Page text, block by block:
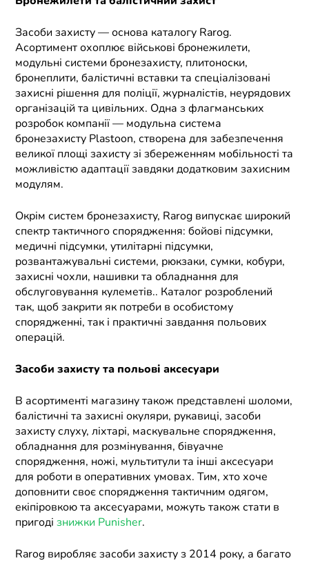
Засоби захисту — основа каталогу Rarog.
Асортимент охоплює військові бронежилети,
модульні системи бронезахисту, плитоноски,
бронеплити, балістичні вставки та спеціалізовані
захисні рішення для поліції, журналістів, неурядових
організацій та цивільних. Одна з флагманських
розробок компанії — модульна система
бронезахисту Plastoon, створена для забезпечення
великої площі захисту зі збереженням мобільності та
можливістю адаптації завдяки додатковим захисним
модулям.
Окрім систем бронезахисту, Rarog випускає широкий
спектр тактичного спорядження: бойові підсумки,
медичні підсумки, утилітарні підсумки,
розвантажувальні системи, рюкзаки, сумки, кобури,
захисні чохли, нашивки та обладнання для
обслуговування кулеметів.. Каталог розроблений
так, щоб закрити як потреби в особистому
спорядженні, так і практичні завдання польових
операцій.
Засоби захисту та польові аксесуари
В асортименті магазину також представлені шоломи,
балістичні та захисні окуляри, рукавиці, засоби
захисту слуху, ліхтарі, маскувальне спорядження,
обладнання для розмінування, бівуачне
спорядження, ножі, мультитули та інші аксесуари
для роботи в оперативних умовах. Тим, хто хоче
доповнити своє спорядження тактичним одягом,
екіпіровкою та аксесуарами, можуть також стати в
пригодізнижки Punisher.
Rarog виробляє засоби захисту з 2014 року, а багато